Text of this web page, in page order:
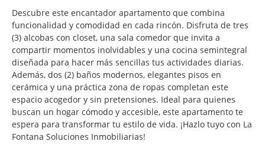
Descubre este encantador apartamento que combina
funcionalidad y comodidad en cada rincón. Disfruta de tres
(3) alcobas con closet, una sala comedor que invita a
compartir momentos inolvidables y una cocina semintegral
diseñada para hacer más sencillas tus actividades diarias.
Además, dos (2) baños modernos, elegantes pisos en
cerámica y una práctica zona de ropas completan este
espacio acogedor y sin pretensiones. Ideal para quienes
buscan un hogar cómodo y accesible, este apartamento te
espera para transformar tu estilo de vida. ¡Hazlo tuyo con La
Fontana Soluciones Inmobiliarias!